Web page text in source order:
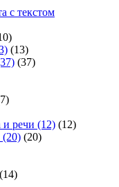
с текстом
(13)
(37)
и речи (12) (12)
(20) (20)
(14)